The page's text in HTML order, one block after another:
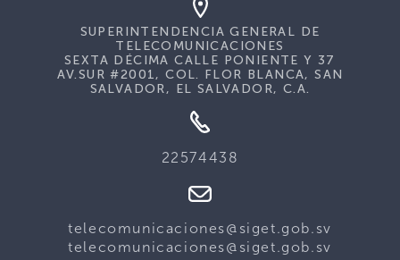
SUPERINTENDENCIA GENERAL DE
TELECOMUNICACIONES
SEXTA DÉCIMA CALLE PONIENTE Y 37
AV.SUR #2001, COL. FLOR BLANCA, SAN
SALVADOR, EL SALVADOR, C.A.
22574438
telecomunicaciones@siget.gob.sv
telecomunicaciones@siget.gob.sv